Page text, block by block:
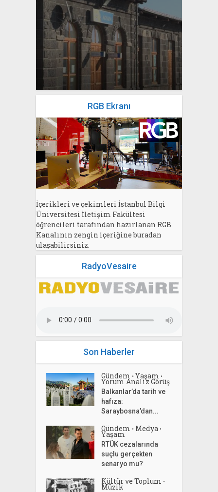
yazan
Bahri Ak
RGB Ekranı
İçerikleri ve çekimleri İstanbul Bilgi
Üniversitesi İletişim Fakültesi
öğrencileri tarafından hazırlanan RGB
Kanalının zengin içeriğine buradan
ulaşabilirsiniz.
RadyoVesaire
Son Haberler
Gündem • Yaşam •
Yorum Analiz Görüş
Balkanlar’da tarih ve
hafıza:
Saraybosna’dan...
Gündem • Medya •
Yaşam
RTÜK cezalarında
suçlu gerçekten
senaryo mu?
Kültür ve Toplum •
Müzik